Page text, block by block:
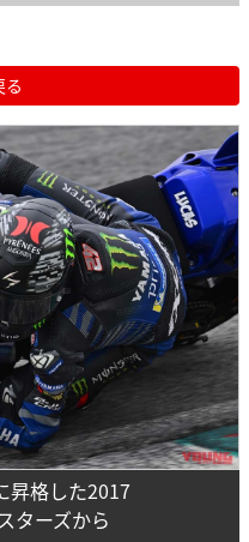
る
昇格した2017
ターズから